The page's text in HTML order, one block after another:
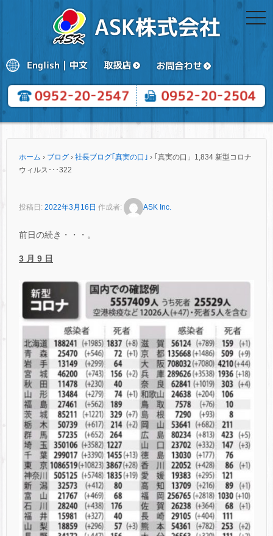
ホーム › ブログ › 社長ブログ｢真実の口｣ › ｢真実の口」1,834 新型コロナ
ウィルス･･･322
投稿日: 2022年3月16日 作成者: ASK Inc.
前日の続き・・・。
3 月 9 日